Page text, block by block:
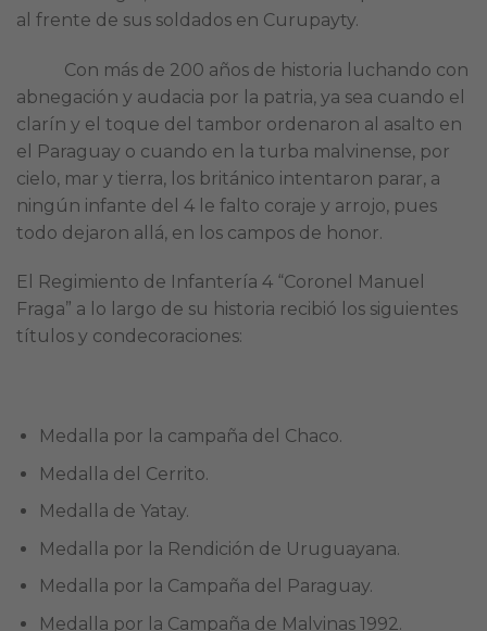
al frente de sus soldados en Curupayty.
Con más de 200 años de historia luchando con
abnegación y audacia por la patria, ya sea cuando el
clarín y el toque del tambor ordenaron al asalto en
el Paraguay o cuando en la turba malvinense, por
cielo, mar y tierra, los británico intentaron parar, a
ningún infante del 4 le falto coraje y arrojo, pues
todo dejaron allá, en los campos de honor.
El Regimiento de Infantería 4 “Coronel Manuel
Fraga” a lo largo de su historia recibió los siguientes
títulos y condecoraciones:
Medalla por la campaña del Chaco.
Medalla del Cerrito.
Medalla de Yatay.
Medalla por la Rendición de Uruguayana.
Medalla por la Campaña del Paraguay.
Medalla por la Campaña de Malvinas 1992.